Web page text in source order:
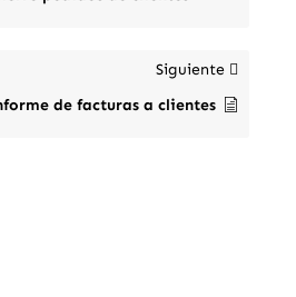
Siguiente
de facturas a clientes